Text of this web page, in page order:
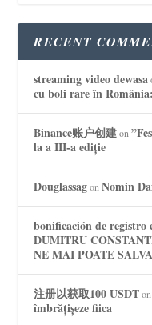
RECENT
streaming video dewasa
cu boli rare în
Binance账户创建on
la a III-a ediție
DouglassagonNomin
bonificación de registro
DUMITRU
NE MAI POATE
注册以获取100 USDT
îmbrățișeze fiica